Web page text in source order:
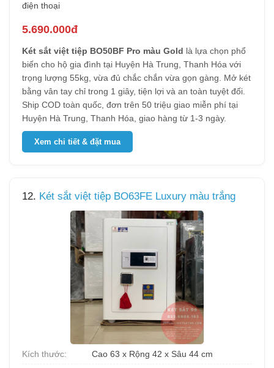
điện thoại
5.690.000đ
Két sắt việt tiệp BO50BF Pro màu Gold là lựa chọn phổ
biến cho hộ gia đình tại Huyện Hà Trung, Thanh Hóa với
trọng lượng 55kg, vừa đủ chắc chắn vừa gọn gàng. Mở két
bằng vân tay chỉ trong 1 giây, tiện lợi và an toàn tuyệt đối.
Ship COD toàn quốc, đơn trên 50 triệu giao miễn phí tại
Huyện Hà Trung, Thanh Hóa, giao hàng từ 1-3 ngày.
Xem chi tiết & đặt mua
12. Két sắt việt tiệp BO63FE Luxury màu trắng
Kích thước:
Cao 63 x Rộng 42 x Sâu 44 cm